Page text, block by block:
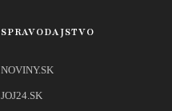
SPRAVODAJSTVO
NOVINY.SK
JOJ24.SK